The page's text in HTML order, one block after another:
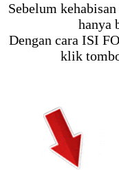
Sebelum
hanya
Dengan cara ISI
klik